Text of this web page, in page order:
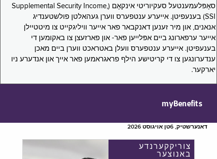
סאָפּלעמענטעל סעקיוריטי אינקאָם (Supplemental Security Income,
SSI) בענעפיטן. אייערע ענטפערס ווערן געהאלטן פולשטענדיג
אנאנים, און מיר זענען דאנקבאר פאר אייער וויליגקייט צו מיטטיילן
אייער ערפארונג ביים אפּלייען פאר- און פארזעצן צו באקומען די
בענעפיטן. אייערע ענטפערס וועלן באטראכט ווערן ביים מאכן
ענדערונגען צו די קריטישע הילף פראגראמען פאר אייך און אנדערע ניו
יארקער.
myBenefits
דאנערשטיק, 6טן אויגוסט 2026
צוריקקערנדע
באנוצער